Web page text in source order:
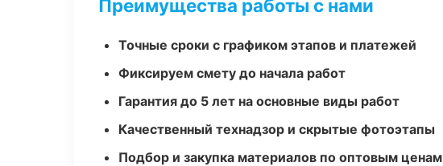
Преимущества работы с нами
Точные сроки с графиком этапов и платежей
Фиксируем смету до начала работ
Гарантия до 5 лет на основные виды работ
Качественный технадзор и скрытые фотоэтапы
Подбор и закупка материалов по оптовым ценам